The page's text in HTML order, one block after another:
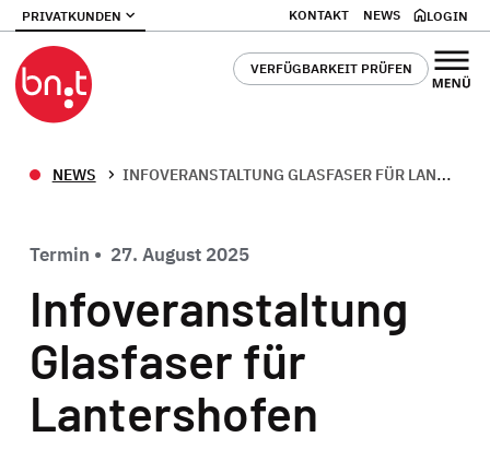
PRIVATKUNDEN KONTAKT NEWS LOGIN
VERFÜGBARKEIT PRÜFEN
NEWS INFOVERANSTALTUNG GLASFASER FÜR LANTERSHOFEN
Termin • 27. August 2025
Infoveranstaltung
Glasfaser für
Lantershofen